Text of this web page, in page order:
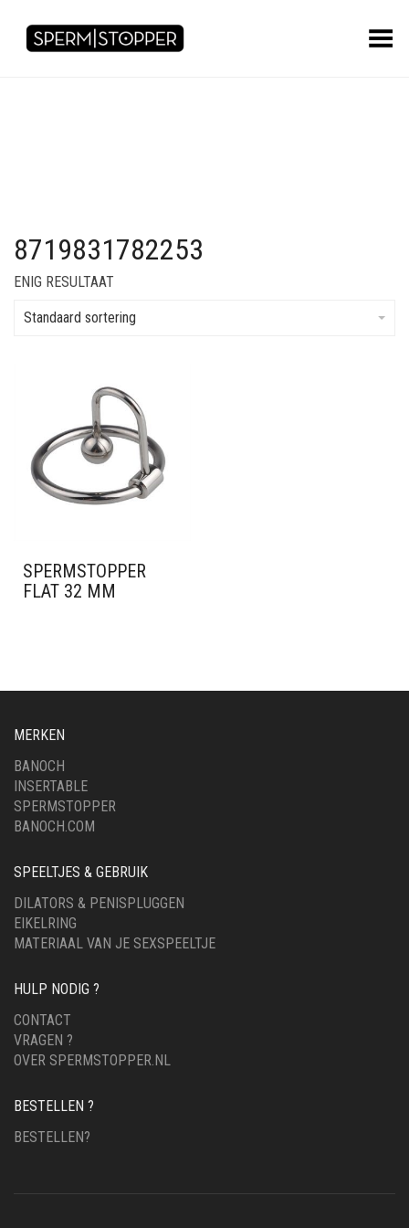
Toggle Menu
8719831782253
ENIG RESULTAAT
Standaard sortering
SPERMSTOPPER
FLAT 32 MM
MERKEN
BANOCH
INSERTABLE
SPERMSTOPPER
BANOCH.COM
SPEELTJES & GEBRUIK
DILATORS & PENISPLUGGEN
EIKELRING
MATERIAAL VAN JE SEXSPEELTJE
HULP NODIG ?
CONTACT
VRAGEN ?
OVER SPERMSTOPPER.NL
BESTELLEN ?
BESTELLEN?